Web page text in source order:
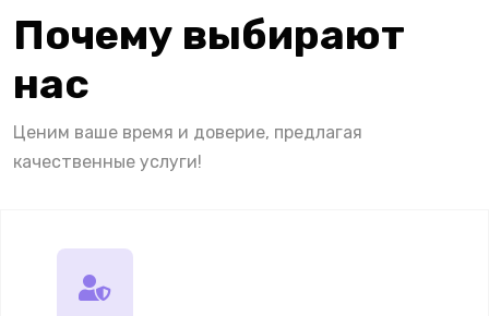
Почему выбирают
нас
Ценим ваше время и доверие, предлагая
качественные услуги!